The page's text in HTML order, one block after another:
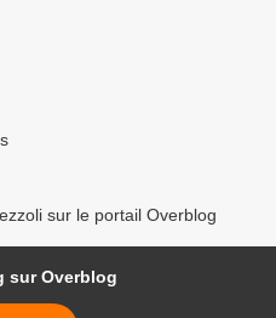
sur le portail Overblog
sur Overblog